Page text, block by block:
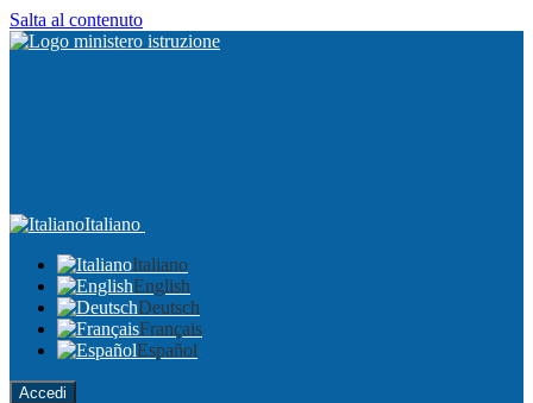
Salta al contenuto
Italiano
Italiano
English
Deutsch
Français
Español
Accedi